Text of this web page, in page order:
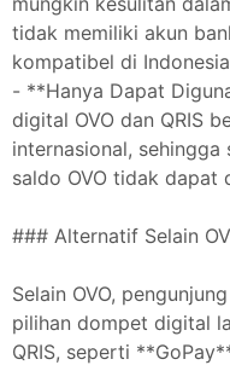
tidak memiliki akun
kompatibel di
- **Hanya Dapat
digital OVO dan QRIS
internasional, sehingga
saldo OVO tidak dapat
### Alternatif Selain
Selain OVO,
pilihan dompet digital
QRIS, seperti